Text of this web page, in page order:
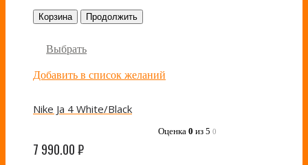
Корзина Продолжить
Выбрать
Добавить в список желаний
Nike Ja 4 White/Black
Оценка 0 из 5 0
7 990.00₽